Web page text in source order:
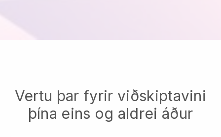
Vertu þar fyrir viðskiptavini
þína eins og aldrei áður